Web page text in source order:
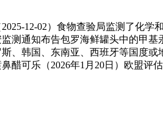
12-02）食物查验局监测了化学
测通知布告包罗海鲜罐头中的甲
、韩国、东南亚、西班牙等国度
醋可乐（2026年1月20日）欧盟